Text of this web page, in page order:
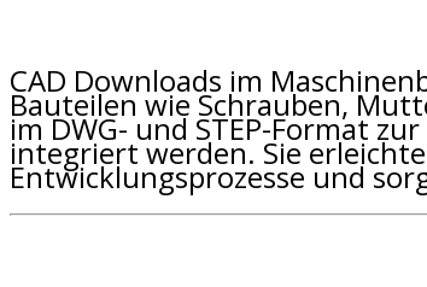
CAD Downloads im
Bauteilen wie Schrauben,
im DWG- und STEP-Format
integriert werden. Sie
Entwicklungsprozesse und